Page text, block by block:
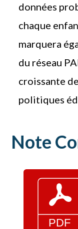
données
chaque
marquera
du réseau
croissante
politiques
Note